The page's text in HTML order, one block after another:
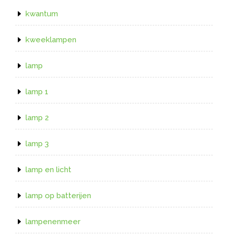
kwantum
kweeklampen
lamp
lamp 1
lamp 2
lamp 3
lamp en licht
lamp op batterijen
lampenenmeer